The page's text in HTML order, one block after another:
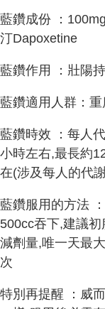
藍鑽成份 ：
汀Dapoxetine
藍鑽作用 ：壯陽
藍鑽適用人群：
藍鑽時效 ：每人
小時左右,最長約
在(涉及每人的代
藍鑽服用的方法
500cc吞下,建議
減劑量,唯一天最
次
特別再提醒 ：威